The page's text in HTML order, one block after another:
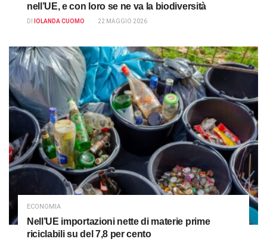
nell’UE, e con loro se ne va la biodiversità
DI IOLANDA CUOMO 22 MAGGIO 2026
ECONOMIA
Nell’UE importazioni nette di materie prime
riciclabili su del 7,8 per cento